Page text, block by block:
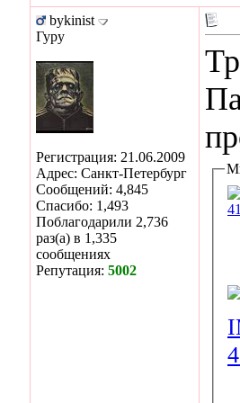
bykinist
Гуру
Регистрация: 21.06.2009
Адрес: Санкт-Петербург
Сообщений: 4,845
Спасибо: 1,493
Поблагодарили 2,736
раз(а) в 1,335
сообщениях
Репутация: 5002